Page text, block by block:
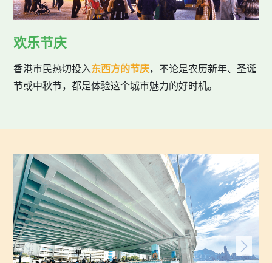
欢乐节庆
香港市民热切投入东西方的节庆，不论是农历新年、圣诞
节或中秋节，都是体验这个城市魅力的好时机。